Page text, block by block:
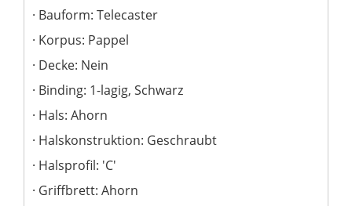
Bauform: Telecaster
Korpus: Pappel
Decke: Nein
Binding: 1-lagig, Schwarz
Hals: Ahorn
Halskonstruktion: Geschraubt
Halsprofil: 'C'
Griffbrett: Ahorn